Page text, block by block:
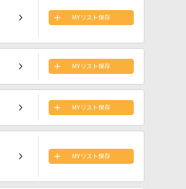
MYリスト保存
MYリスト保存
MYリスト保存
MYリスト保存